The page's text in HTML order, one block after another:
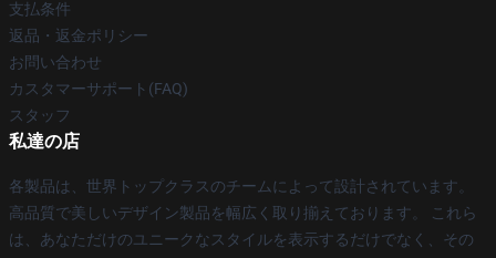
支払条件
返品・返金ポリシー
お問い合わせ
カスタマーサポート(FAQ)
スタッフ
私達の店
各製品は、世界トップクラスのチームによって設計されています。
高品質で美しいデザイン製品を幅広く取り揃えております。 これら
は、あなただけのユニークなスタイルを表示するだけでなく、その